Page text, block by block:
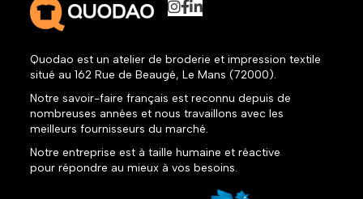
Quodao est un atelier de broderie et impression textile
situé au 162 Rue de Beaugé, Le Mans (72000).
Notre savoir-faire français est reconnu depuis de
nombreuses années et nous travaillons avec les
meilleurs fournisseurs du marché.
Notre entreprise est à taille humaine et réactive
pour répondre au mieux à vos besoins.